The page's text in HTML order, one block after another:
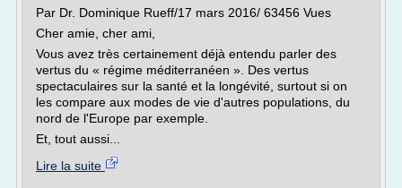
Par Dr. Dominique Rueff/17 mars 2016/ 63456 Vues
Cher amie, cher ami,
Vous avez très certainement déjà entendu parler des
vertus du « régime méditerranéen ». Des vertus
spectaculaires sur la santé et la longévité, surtout si on
les compare aux modes de vie d'autres populations, du
nord de l'Europe par exemple.
Et, tout aussi...
Lire la suite